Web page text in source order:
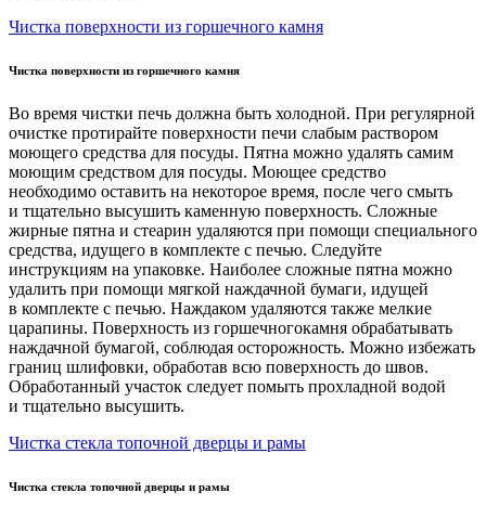
Чистка поверхности из горшечного камня
Чистка поверхности из горшечного камня
Во время чистки печь должна быть холодной. При регулярной
очистке протирайте поверхности печи слабым раствором
моющего средства для посуды. Пятна можно удалять самим
моющим средством для посуды. Моющее средство
необходимо оставить на некоторое время, после чего смыть
и тщательно высушить каменную поверхность. Сложные
жирные пятна и стеарин удаляются при помощи специального
средства, идущего в комплекте с печью. Следуйте
инструкциям на упаковке. Наиболее сложные пятна можно
удалить при помощи мягкой наждачной бумаги, идущей
в комплекте с печью. Наждаком удаляются также мелкие
царапины. Поверхность из горшечногокамня обрабатывать
наждачной бумагой, соблюдая осторожность. Можно избежать
границ шлифовки, обработав всю поверхность до швов.
Обработанный участок следует помыть прохладной водой
и тщательно высушить.
Чистка стекла топочной дверцы и рамы
Чистка стекла топочной дверцы и рамы